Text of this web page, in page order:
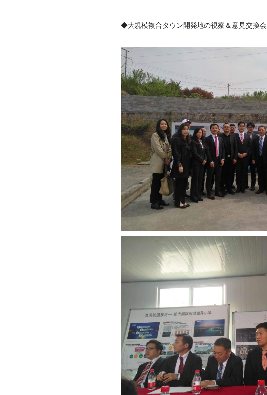
◆大規模複合タウン開発地の視察＆意見交換会